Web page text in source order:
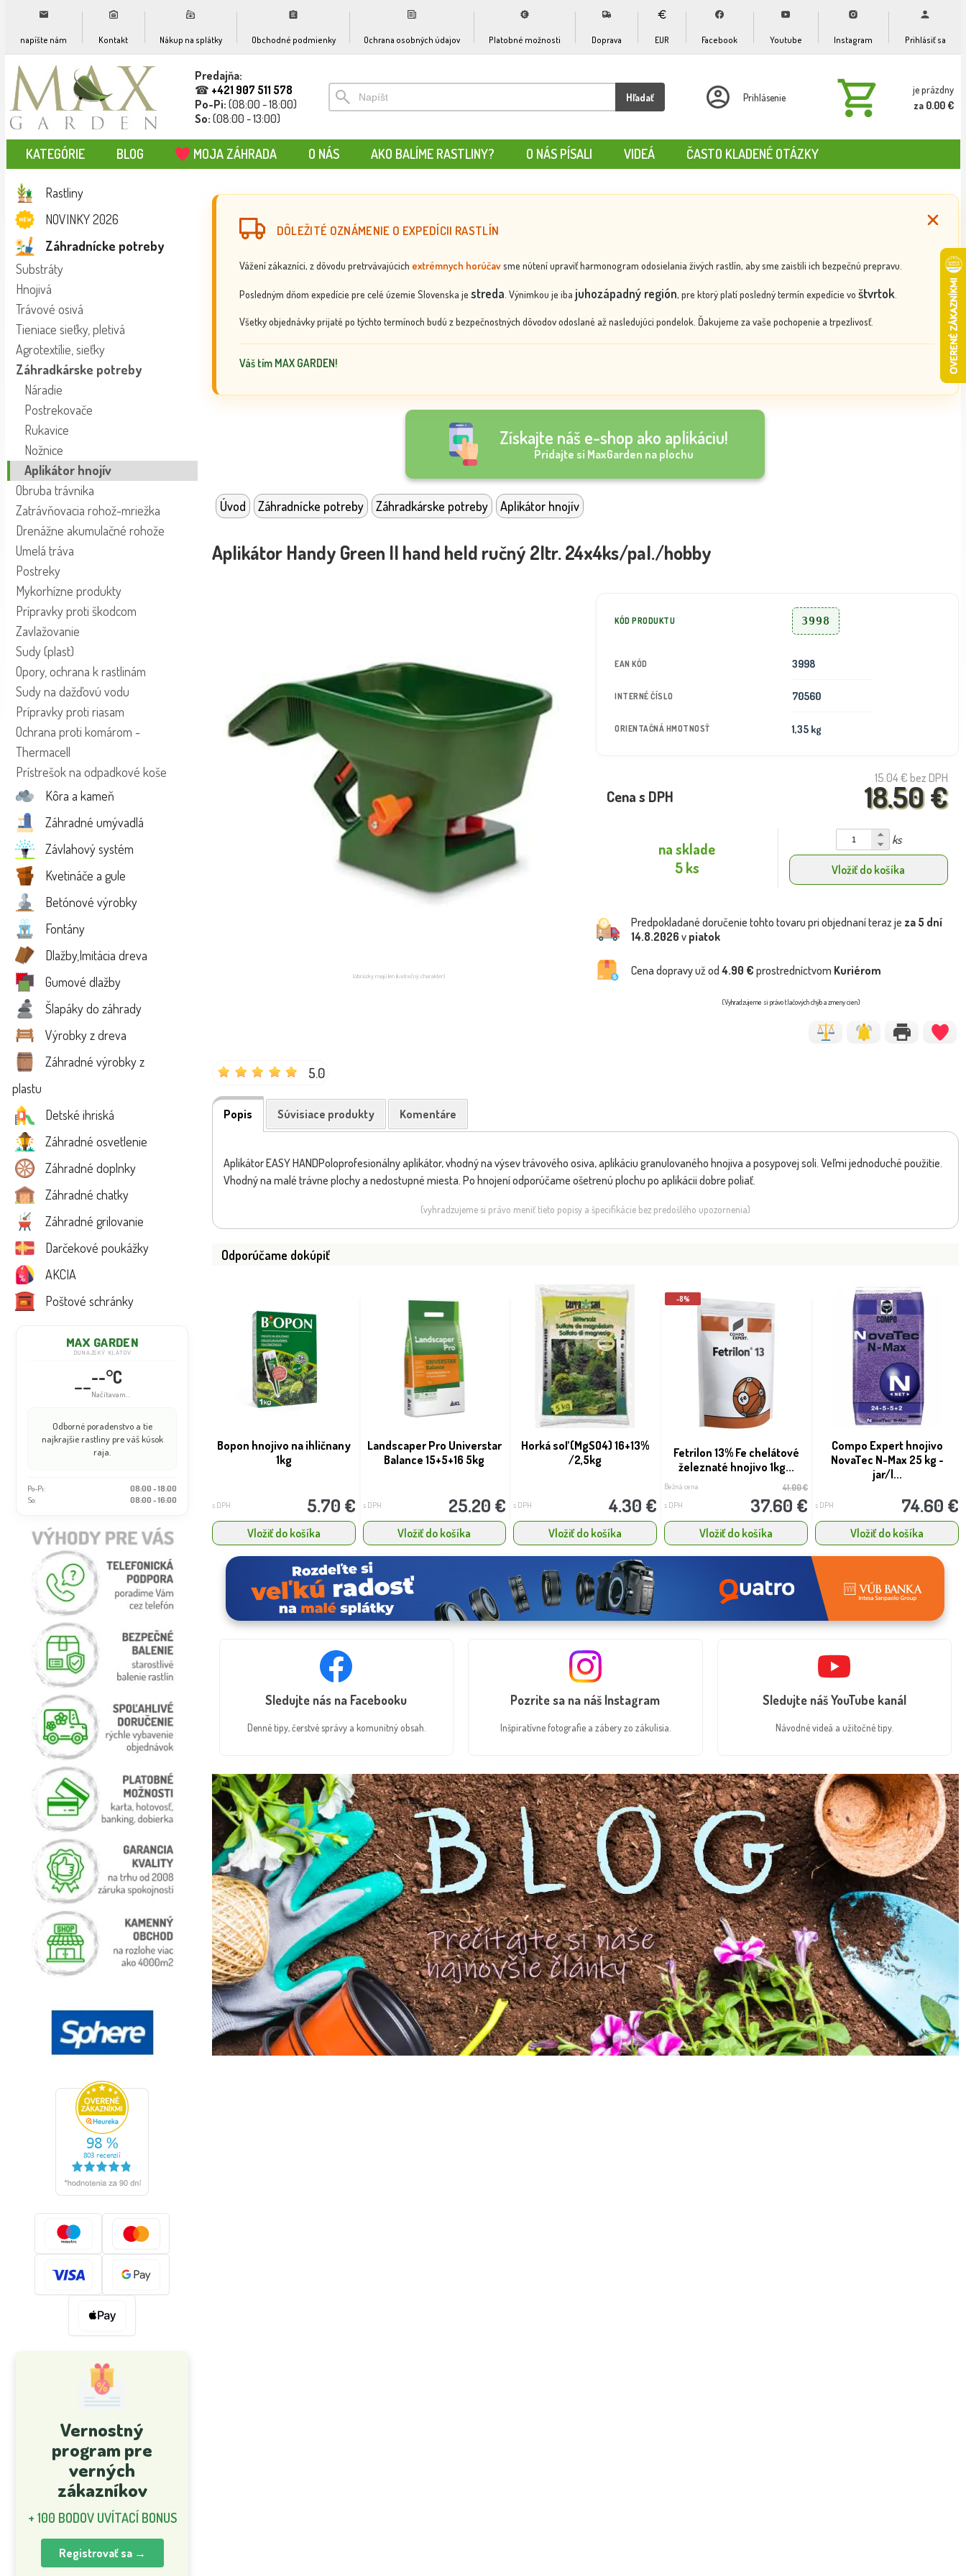
napíšte nám Kontakt Nákup na splátky Obchodné podmienky Ochrana osobných údajov Platobné možnosti Doprava EUR Facebook Youtube Instagram Prihlásiť sa
Predajňa:
☎ +421 907 511 578
Po-Pi: (08:00 - 18:00)
So: (08:00 - 13:00)
Hľadať Prihlásenie
je prázdny
za 0.00 €
KATEGÓRIE BLOG MOJA ZÁHRADA O NÁS AKO BALÍME RASTLINY? O NÁS PÍSALI VIDEÁ ČASTO KLADENÉ OTÁZKY
Rastliny
NOVINKY 2026
Záhradnícke potreby
Substráty
Hnojivá
Trávové osivá
Tieniace sieťky, pletivá
Agrotextílie, sieťky
Záhradkárske potreby
Náradie
Postrekovače
Rukavice
Nožnice
Aplikátor hnojív
Obruba trávnika
Zatrávňovacia rohož-mriežka
Drenážne akumulačné rohože
Umelá tráva
Postreky
Mykorhízne produkty
Prípravky proti škodcom
Zavlažovanie
Sudy (plast)
Opory, ochrana k rastlinám
Sudy na dažďovú vodu
Prípravky proti riasam
Ochrana proti komárom -
Thermacell
Prístrešok na odpadkové koše
Kôra a kameň
Záhradné umývadlá
Závlahový systém
Kvetináče a gule
Betónové výrobky
Fontány
Dlažby,Imitácia dreva
Gumové dlažby
Šlapáky do záhrady
Výrobky z dreva
Záhradné výrobky z
plastu
Detské ihriská
Záhradné osvetlenie
Záhradné doplnky
Záhradné chatky
Záhradné grilovanie
Darčekové poukážky
AKCIA
Poštové schránky
MAX GARDEN
DUNAJSKÝ KLÁTOV
----°C
Načítavam...
Odborné poradenstvo a tie
najkrajšie rastliny pre váš kúsok
raja.
Po-Pi:
08:00 - 18:00
So:
08:00 - 16:00
Vernostný
program pre
verných
zákazníkov
+ 100 BODOV UVÍTACÍ BONUS
Registrovať sa →
DÔLEŽITÉ OZNÁMENIE O EXPEDÍCII RASTLÍN
Vážení zákazníci, z dôvodu pretrvávajúcich extrémnych horúčavsme nútení upraviť harmonogram odosielania živých rastlín, aby sme zaistili ich bezpečnú prepravu.
Posledným dňom expedície pre celé územie Slovenska je streda . Výnimkou je iba juhozápadný región, pre ktorý platí posledný termín expedície vo štvrtok.
Všetky objednávky prijaté po týchto termínoch budú z bezpečnostných dôvodov odoslané až nasledujúci pondelok. Ďakujeme za vaše pochopenie a trpezlivosť.
Váš tím MAX GARDEN!
Získajte náš e-shop ako aplikáciu!
Pridajte si MaxGarden na plochu
Úvod Záhradnícke potreby Záhradkárske potreby Aplikátor hnojív
Aplikátor Handy Green II hand held ručný 2ltr. 24x4ks/pal./hobby
(obrázky majú len ilustračný charakter)
KÓD PRODUKTU 3998
EAN KÓD 3998
INTERNÉ ČÍSLO 70560
ORIENTAČNÁ HMOTNOSŤ 1,35 kg
15.04 € bez DPH
18.50 €
Cena s DPH
na sklade
5 ks
ks
Vložiť do košíka
Predpokladané doručenie tohto tovaru pri objednaní teraz je za 5 dní
14.8.2026 v piatok
Cena dopravy už od4.90 € prostredníctvom Kuriérom
(Vyhradzujeme si právo tlačových chýb a zmeny cien)
5.0
Popis Súvisiace produkty Komentáre
Aplikátor EASY HANDPoloprofesionálny aplikátor, vhodný na výsev trávového osiva, aplikáciu granulovaného hnojiva a posypovej soli. Veľmi jednoduché použitie.
Vhodný na malé trávne plochy a nedostupné miesta. Po hnojení odporúčame ošetrenú plochu po aplikácii dobre poliať.
(vyhradzujeme si právo meniť tieto popisy a špecifikácie bez predošlého upozornenia)
Odporúčame dokúpiť
Bopon hnojivo na ihličnany
1kg
s DPH 5.70 €
Vložiť do košíka
Landscaper Pro Universtar
Balance 15+5+16 5kg
s DPH 25.20 €
Vložiť do košíka
Horká soľ (MgSO4) 16+13%
/2,5kg
s DPH 4.30 €
Vložiť do košíka
-8%
Fetrilon 13% Fe chelátové
železnaté hnojivo 1kg...
Bežná cena 41.00 €
s DPH 37.60 €
Vložiť do košíka
Compo Expert hnojivo
NovaTec N-Max 25 kg -
jar/l...
s DPH 74.60 €
Vložiť do košíka
Sledujte nás na Facebooku
Denné tipy, čerstvé správy a komunitný obsah.
Pozrite sa na náš Instagram
Inšpiratívne fotografie a zábery zo zákulisia.
Sledujte náš YouTube kanál
Návodné videá a užitočné tipy.